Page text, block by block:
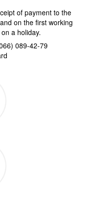
of payment to the
on the first working
a holiday.
089-42-79